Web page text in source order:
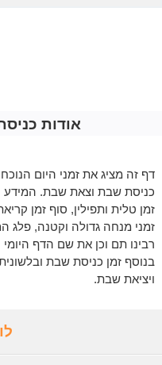
אודות
דף זה מציג את זמני היום
כניסת שבת וצאת שבת. המידע
זמן טלית ותפילין, סוף זמן
זמני מנחה גדולה וקטנה, פלג
רבינו תם וכן את שם הדף היומי
בנוסף זמן כניסת שבת
ויציאת שבת.